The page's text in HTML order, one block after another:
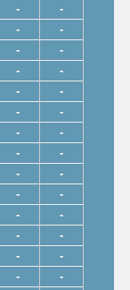
- -
- -
- -
- -
- -
- -
- -
- -
- -
- -
- -
- -
- -
- -